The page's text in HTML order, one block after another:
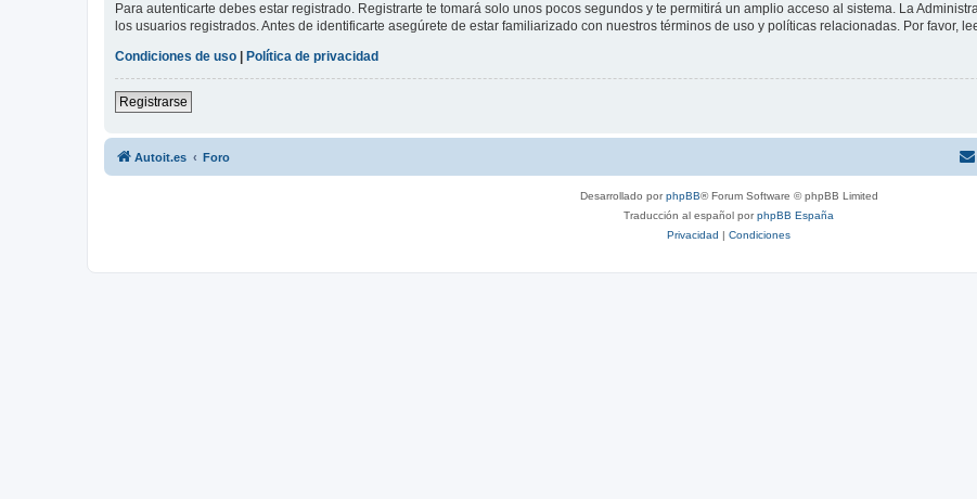
Para autenticarte debes estar registrado. Registrarte te tomará solo unos pocos segundos y te permitirá un amplio acceso al sistema. La
los usuarios registrados. Antes de identificarte asegúrete de estar familiarizado con nuestros términos de uso y políticas relacionadas. Por favor,
Condiciones de uso
Política de privacidad
Registrarse
Autoit.es Foro
Desarrollado porphpBB® Forum Software © phpBB Limited
Traducción al español porphpBB España
Privacidad | Condiciones